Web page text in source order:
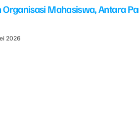
Mahasiswa, Antara
2026